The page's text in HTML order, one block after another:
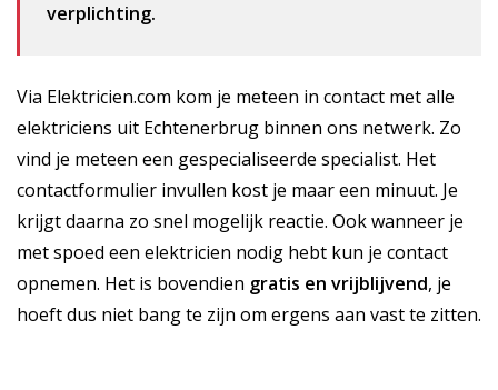
verplichting.
Via Elektricien.com kom je meteen in contact met alle
elektriciens uit Echtenerbrug binnen ons netwerk. Zo
vind je meteen een gespecialiseerde specialist. Het
contactformulier invullen kost je maar een minuut. Je
krijgt daarna zo snel mogelijk reactie. Ook wanneer je
met spoed een elektricien nodig hebt kun je contact
opnemen. Het is bovendien gratis en vrijblijvend, je
hoeft dus niet bang te zijn om ergens aan vast te zitten.